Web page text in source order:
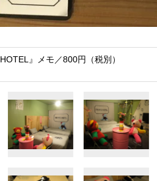
』メモ／800円（税別）